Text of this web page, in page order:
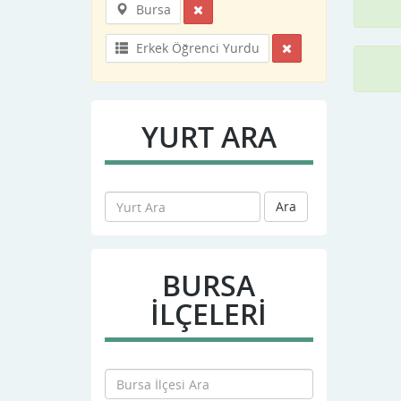
Bursa
Erkek Öğrenci Yurdu
YURT ARA
Ara
BURSA
İLÇELERİ